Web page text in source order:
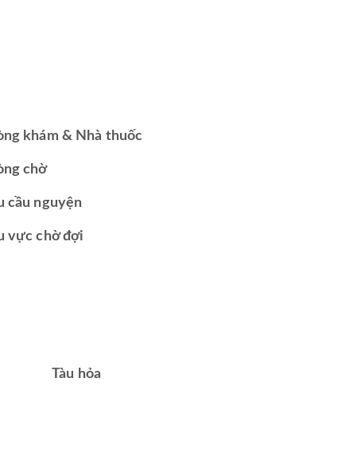
khám & Nhà thuốc
chờ
cầu nguyện
vực chờ đợi
Tàu hỏa